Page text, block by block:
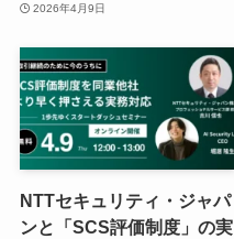
2026年4月9日
NTTセキュリティ・ジャパ
ンと「SCS評価制度」の実